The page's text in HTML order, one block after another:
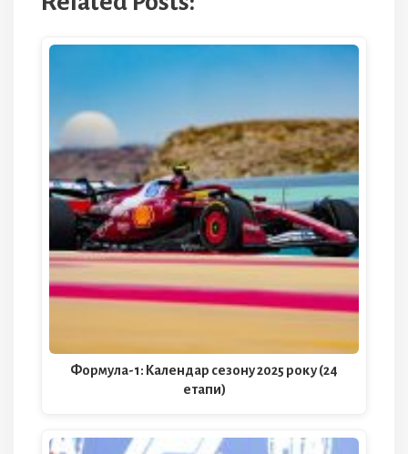
Формула-1: Календар сезону 2025 року (24
етапи)